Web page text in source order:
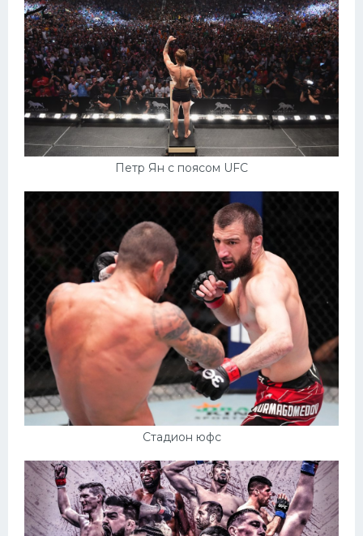
Петр Ян с поясом UFC
Стадион юфс